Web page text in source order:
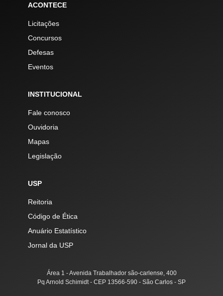
ACONTECE
Licitações
Concursos
Defesas
Eventos
INSTITUCIONAL
Fale conosco
Ouvidoria
Mapas
Legislação
USP
Reitoria
Código de Ética
Anuário Estatístico
Jornal da USP
Área 1 - Avenida Trabalhador são-carlense, 400
Pq Arnold Schimidt - CEP 13566-590 - São Carlos - SP